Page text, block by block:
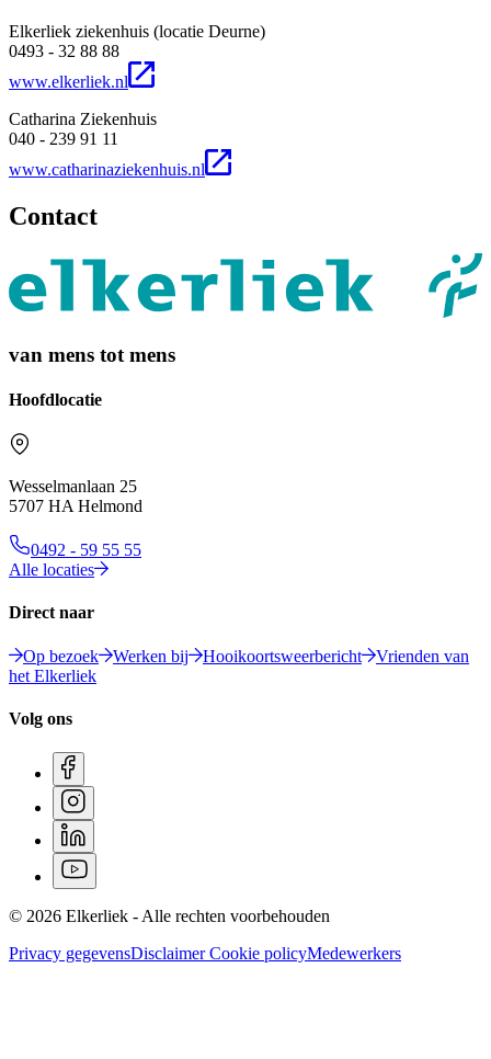
Elkerliek ziekenhuis (locatie Deurne)
0493 - 32 88 88
www.elkerliek.nl
Catharina Ziekenhuis
040 - 239 91 11
www.catharinaziekenhuis.nl
Contact
van mens tot mens
Hoofdlocatie
Wesselmanlaan 25
5707 HA Helmond
0492 - 59 55 55
Alle locaties
Direct naar
Op bezoek Werken bij Hooikoortsweerbericht
Vrienden van
het Elkerliek
Volg ons
© 2026 Elkerliek - Alle rechten voorbehouden
Privacy gegevensDisclaimerCookie policyMedewerkers